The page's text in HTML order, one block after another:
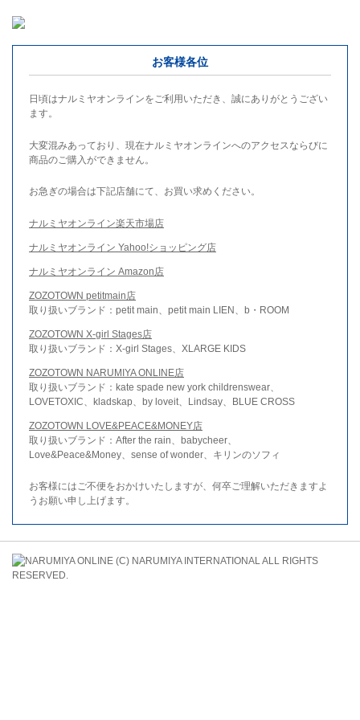
お客様各位
日頃はナルミヤオンラインをご利用いただき、誠にありがとうござい
ます。
大変混みあっており、現在ナルミヤオンラインへのアクセスならびに
商品のご購入ができません。
お急ぎの場合は下記店舗にて、お買い求めください。
ナルミヤオンライン楽天市場店
ナルミヤオンライン Yahoo!ショッピング店
ナルミヤオンライン Amazon店
ZOZOTOWN petitmain店
取り扱いブランド：petit main、petit main LIEN、b・ROOM
ZOZOTOWN X-girl Stages店
取り扱いブランド：X-girl Stages、XLARGE KIDS
ZOZOTOWN NARUMIYA ONLINE店
取り扱いブランド：kate spade new york childrenswear、
LOVETOXIC、kladskap、by loveit、Lindsay、BLUE CROSS
ZOZOTOWN LOVE&PEACE&MONEY店
取り扱いブランド：After the rain、babycheer、
Love&Peace&Money、sense of wonder、キリンのソフィ
お客様にはご不便をおかけいたしますが、何卒ご理解いただきますよ
うお願い申し上げます。